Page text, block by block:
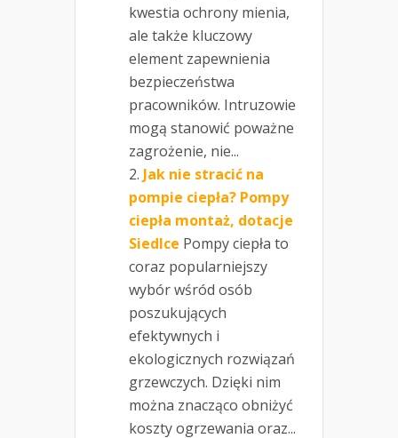
kwestia ochrony mienia,
ale także kluczowy
element zapewnienia
bezpieczeństwa
pracowników. Intruzowie
mogą stanowić poważne
zagrożenie, nie...
Jak nie stracić na
pompie ciepła? Pompy
ciepła montaż, dotacje
Siedlce Pompy ciepła to
coraz popularniejszy
wybór wśród osób
poszukujących
efektywnych i
ekologicznych rozwiązań
grzewczych. Dzięki nim
można znacząco obniżyć
koszty ogrzewania oraz...